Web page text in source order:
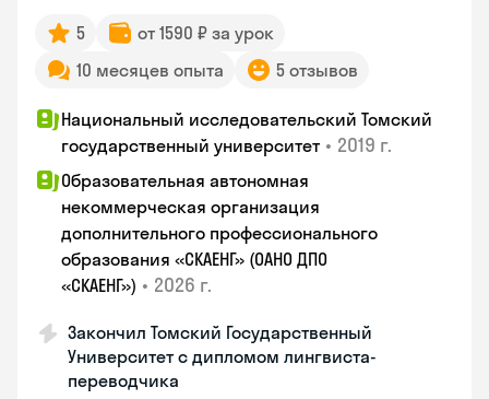
5
от 1590 ₽ за урок
10 месяцев опыта
5 отзывов
Национальный исследовательский Томский
государственный университет • 2019 г.
Образовательная автономная
некоммерческая организация
дополнительного профессионального
образования «СКАЕНГ» (ОАНО ДПО
«СКАЕНГ») • 2026 г.
Закончил Томский Государственный
Университет с дипломом лингвиста-
переводчика